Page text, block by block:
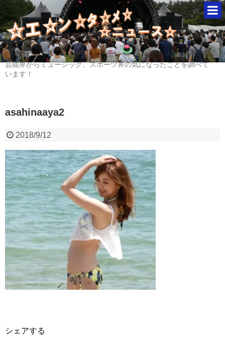
芸能界からミュージック、スポーツ界の気になったことを調べて
います！
asahinaaya2
2018/9/12
シェアする